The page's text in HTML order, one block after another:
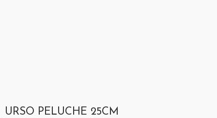
URSO PELUCHE 25CM